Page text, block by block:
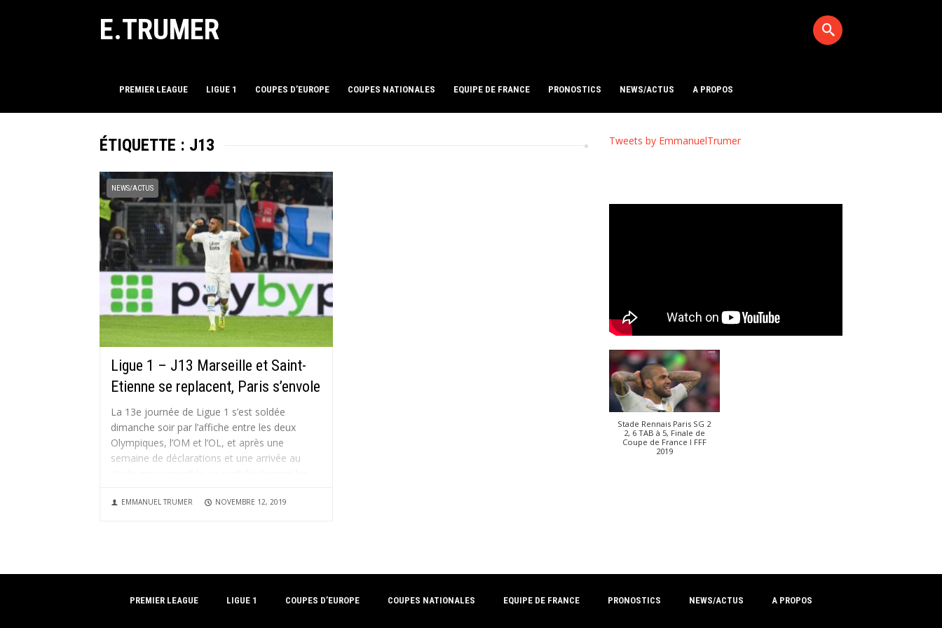
E.TRUMER
PREMIER LEAGUE LIGUE 1 COUPES D’EUROPE COUPES NATIONALES EQUIPE DE FRANCE PRONOSTICS NEWS/ACTUS A PROPOS
ÉTIQUETTE : J13
NEWS/ACTUS
Ligue 1 – J13 Marseille et Saint-
Etienne se replacent, Paris s’envole
La 13e journée de Ligue 1 s’est soldée
dimanche soir par l’affiche entre les deux
Olympiques, l’OM et l’OL, et après une
semaine de déclarations et une arrivée au
gagnants. Saint-Etienne poursuit sa remontée
EMMANUEL TRUMER NOVEMBRE 12, 2019
Tweets by EmmanuelTrumer
Stade Rennais Paris SG 2
2, 6 TAB à 5, Finale de
Coupe de France I FFF
2019
PREMIER LEAGUE LIGUE 1 COUPES D’EUROPE COUPES NATIONALES EQUIPE DE FRANCE PRONOSTICS NEWS/ACTUS A PROPOS